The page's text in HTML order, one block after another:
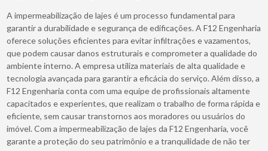
A impermeabilização de lajes é um processo fundamental para
garantir a durabilidade e segurança de edificações. A F12 Engenharia
oferece soluções eficientes para evitar infiltrações e vazamentos,
que podem causar danos estruturais e comprometer a qualidade do
ambiente interno. A empresa utiliza materiais de alta qualidade e
tecnologia avançada para garantir a eficácia do serviço. Além disso, a
F12 Engenharia conta com uma equipe de profissionais altamente
capacitados e experientes, que realizam o trabalho de forma rápida e
eficiente, sem causar transtornos aos moradores ou usuários do
imóvel. Com a impermeabilização de lajes da F12 Engenharia, você
garante a proteção do seu patrimônio e a tranquilidade de não ter